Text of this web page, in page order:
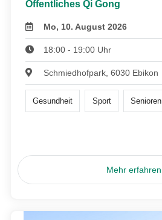
Öffentliches Qi Gong
Mo, 10. August 2026
18:00 - 19:00 Uhr
Schmiedhofpark, 6030 Ebikon
Gesundheit Sport Senioren
Mehr erfahren